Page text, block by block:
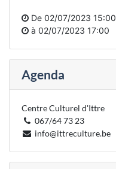
De 02/07/2023 15:00
à 02/07/2023 17:00
Agenda
Centre Culturel d'Ittre
067/64 73 23
info@ittreculture.be